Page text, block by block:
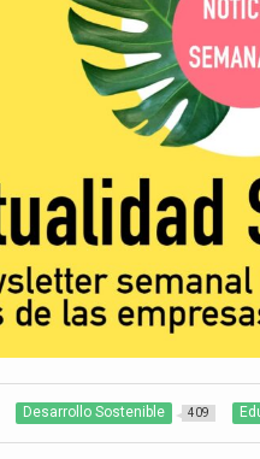
Desarrollo Sostenible 409